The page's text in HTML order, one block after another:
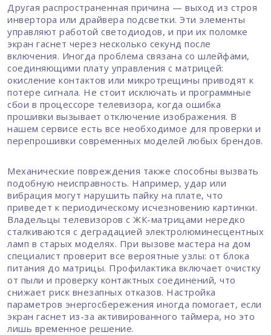
Другая распространенная причина — выход из строя
инвертора или драйвера подсветки. Эти элементы
управляют работой светодиодов, и при их поломке
экран гаснет через несколько секунд после
включения. Иногда проблема связана со шлейфами,
соединяющими плату управления с матрицей:
окисление контактов или микротрещины приводят к
потере сигнала. Не стоит исключать и программные
сбои в процессоре телевизора, когда ошибка
прошивки вызывает отключение изображения. В
нашем сервисе есть все необходимое для проверки и
перепрошивки современных моделей любых брендов.
Механические повреждения также способны вызвать
подобную неисправность. Например, удар или
вибрация могут нарушить пайку на плате, что
приведет к периодическому исчезновению картинки.
Владельцы телевизоров с ЖК-матрицами нередко
сталкиваются с деградацией электролюминесцентных
ламп в старых моделях. При вызове мастера на дом
специалист проверит все вероятные узлы: от блока
питания до матрицы. Профилактика включает очистку
от пыли и проверку контактных соединений, что
снижает риск внезапных отказов. Настройка
параметров энергосбережения иногда помогает, если
экран гаснет из-за активированного таймера, но это
лишь временное решение.